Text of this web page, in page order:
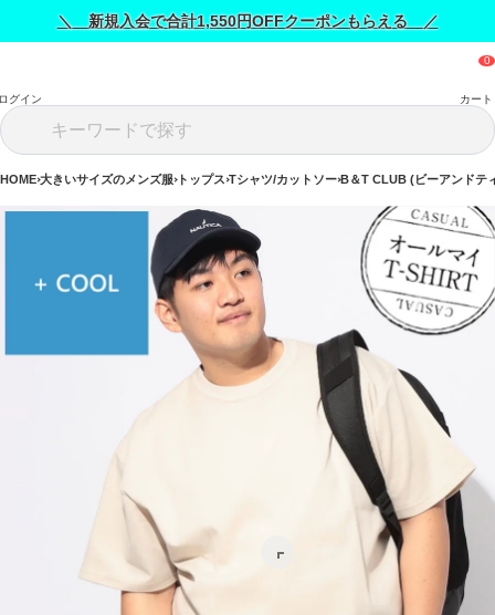
＼ 新規入会で合計1,550円OFFクーポンもらえる ／
グイン カート
HOME 大きいサイズのメンズ服 トップス Tシャツ/カットソー B＆T CLUB (ビーアンドテ